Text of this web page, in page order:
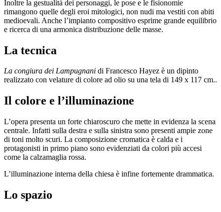
Inoltre la gestualità dei personaggi, le pose e le fisionomie
rimangono quelle degli eroi mitologici, non nudi ma vestiti con abiti
medioevali. Anche l’impianto compositivo esprime grande equilibrio
e ricerca di una armonica distribuzione delle masse.
La tecnica
La congiura dei Lampugnani di Francesco Hayez è un dipinto
realizzato con velature di colore ad olio su una tela di 149 x 117 cm..
Il colore e l’illuminazione
L’opera presenta un forte chiaroscuro che mette in evidenza la scena
centrale. Infatti sulla destra e sulla sinistra sono presenti ampie zone
di toni molto scuri. La composizione cromatica è calda e i
protagonisti in primo piano sono evidenziati da colori più accesi
come la calzamaglia rossa.
L’illuminazione interna della chiesa è infine fortemente drammatica.
Lo spazio